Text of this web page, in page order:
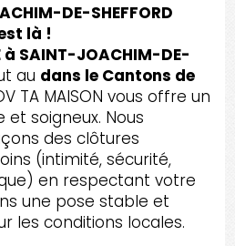
DE-SHEFFORD
là !
à SAINT-JOACHIM-DE-
au dans le Cantons de
TA MAISON vous offre un
soigneux. Nous
des clôtures
(intimité, sécurité,
en respectant votre
une pose stable et
les conditions locales.